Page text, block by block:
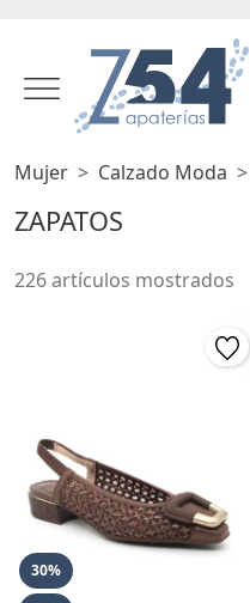
Mujer Calzado Moda
ZAPATOS
226 artículos mostrados
30%